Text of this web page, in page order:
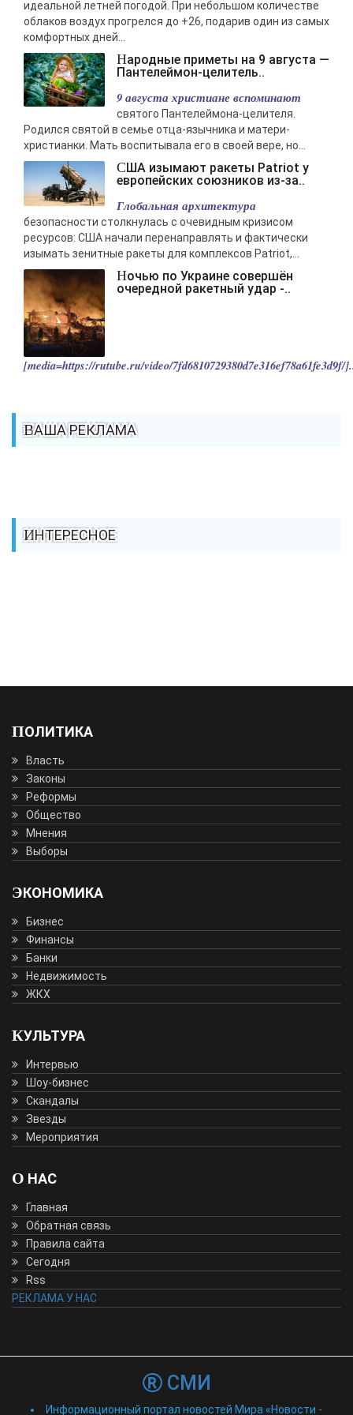
идеальной летней погодой. При небольшом количестве
облаков воздух прогрелся до +26, подарив один из самых
комфортных дней...
Народные приметы на 9 августа —
Пантелеймон-целитель..
9 августа христиане вспоминают
святого Пантелеймона-целителя.
Родился святой в семье отца-язычника и матери-
христианки. Мать воспитывала его в своей вере, но...
США изымают ракеты Patriot у
европейских союзников из-за..
Глобальная архитектура
безопасности столкнулась с очевидным кризисом
ресурсов: США начали перенаправлять и фактически
изымать зенитные ракеты для комплексов Patriot,...
Ночью по Украине совершён
очередной ракетный удар -..
[media=https://rutube.ru/video/7fd6810729380d7e316ef78a61fe3d9f/
ВАША РЕКЛАМА
ИНТЕРЕСНОЕ
ПОЛИТИКА
Власть
Законы
Реформы
Общество
Мнения
Выборы
ЭКОНОМИКА
Бизнес
Финансы
Банки
Недвижимость
ЖКХ
КУЛЬТУРА
Интервью
Шоу-бизнес
Скандалы
Звезды
Мероприятия
О НАС
Главная
Обратная связь
Правила сайта
Сегодня
Rss
РЕКЛАМА У НАС
СМИ
Информационный портал новостей Мира «Новости -